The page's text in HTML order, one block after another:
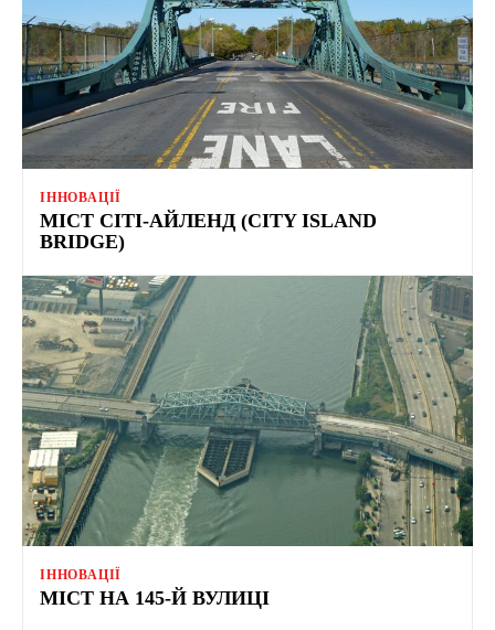
ІННОВАЦІЇ
МІСТ СІТІ-АЙЛЕНД (CITY ISLAND
BRIDGE)
ІННОВАЦІЇ
МІСТ НА 145-Й ВУЛИЦІ